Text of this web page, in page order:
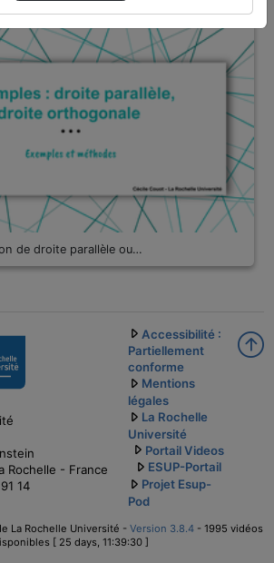
de droite parallèle ou…
Rochelle - France
14
Accessibilité :
Partiellement
conforme
Mentions
légales
La Rochelle
Université
Portail Videos
ESUP-Portail
Projet Esup-
Pod
La Rochelle Université - Version 3.8.4- 1995 vidéos
[ 25 days, 11:39:30 ]